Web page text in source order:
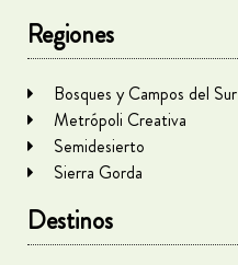
Regiones
Bosques y Campos del Sur
Metrópoli Creativa
Semidesierto
Sierra Gorda
Destinos